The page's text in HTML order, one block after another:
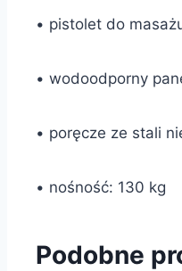
• pistolet do
• wodoodporny
• poręcze ze stali
• nośność: 130 kg
Podobne